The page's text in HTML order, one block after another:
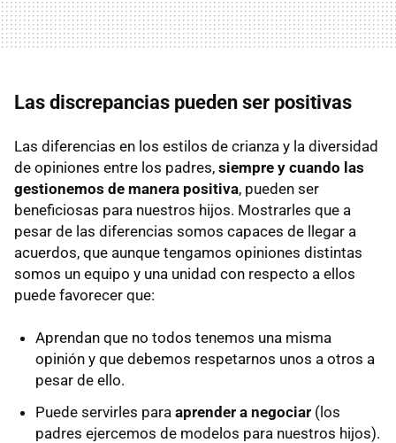
Las discrepancias pueden ser positivas
Las diferencias en los estilos de crianza y la diversidad
de opiniones entre los padres, siempre y cuando las
gestionemos de manera positiva, pueden ser
beneficiosas para nuestros hijos. Mostrarles que a
pesar de las diferencias somos capaces de llegar a
acuerdos, que aunque tengamos opiniones distintas
somos un equipo y una unidad con respecto a ellos
puede favorecer que:
Aprendan que no todos tenemos una misma
opinión y que debemos respetarnos unos a otros a
pesar de ello.
Puede servirles para aprender a negociar (los
padres ejercemos de modelos para nuestros hijos).